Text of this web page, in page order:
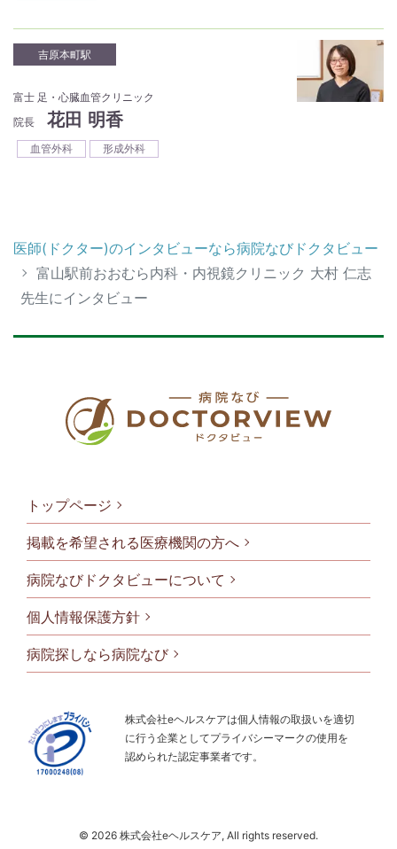
吉原本町駅
富士 足・心臓血管クリニック
院長
花田 明香
血管外科 形成外科
医師(ドクター)のインタビューなら病院なびドクタビュー
富山駅前おおむら内科・内視鏡クリニック 大村 仁志
先生にインタビュー
フッタメニ
トップページ
掲載を希望される医療機関の方へ
病院なびドクタビューについて
個人情報保護方針
病院探しなら病院なび
株式会社eヘルスケアは個人情報の取扱いを適切
に行う企業としてプライバシーマークの使用を
認められた認定事業者です。
© 2026 株式会社eヘルスケア, All rights reserved.